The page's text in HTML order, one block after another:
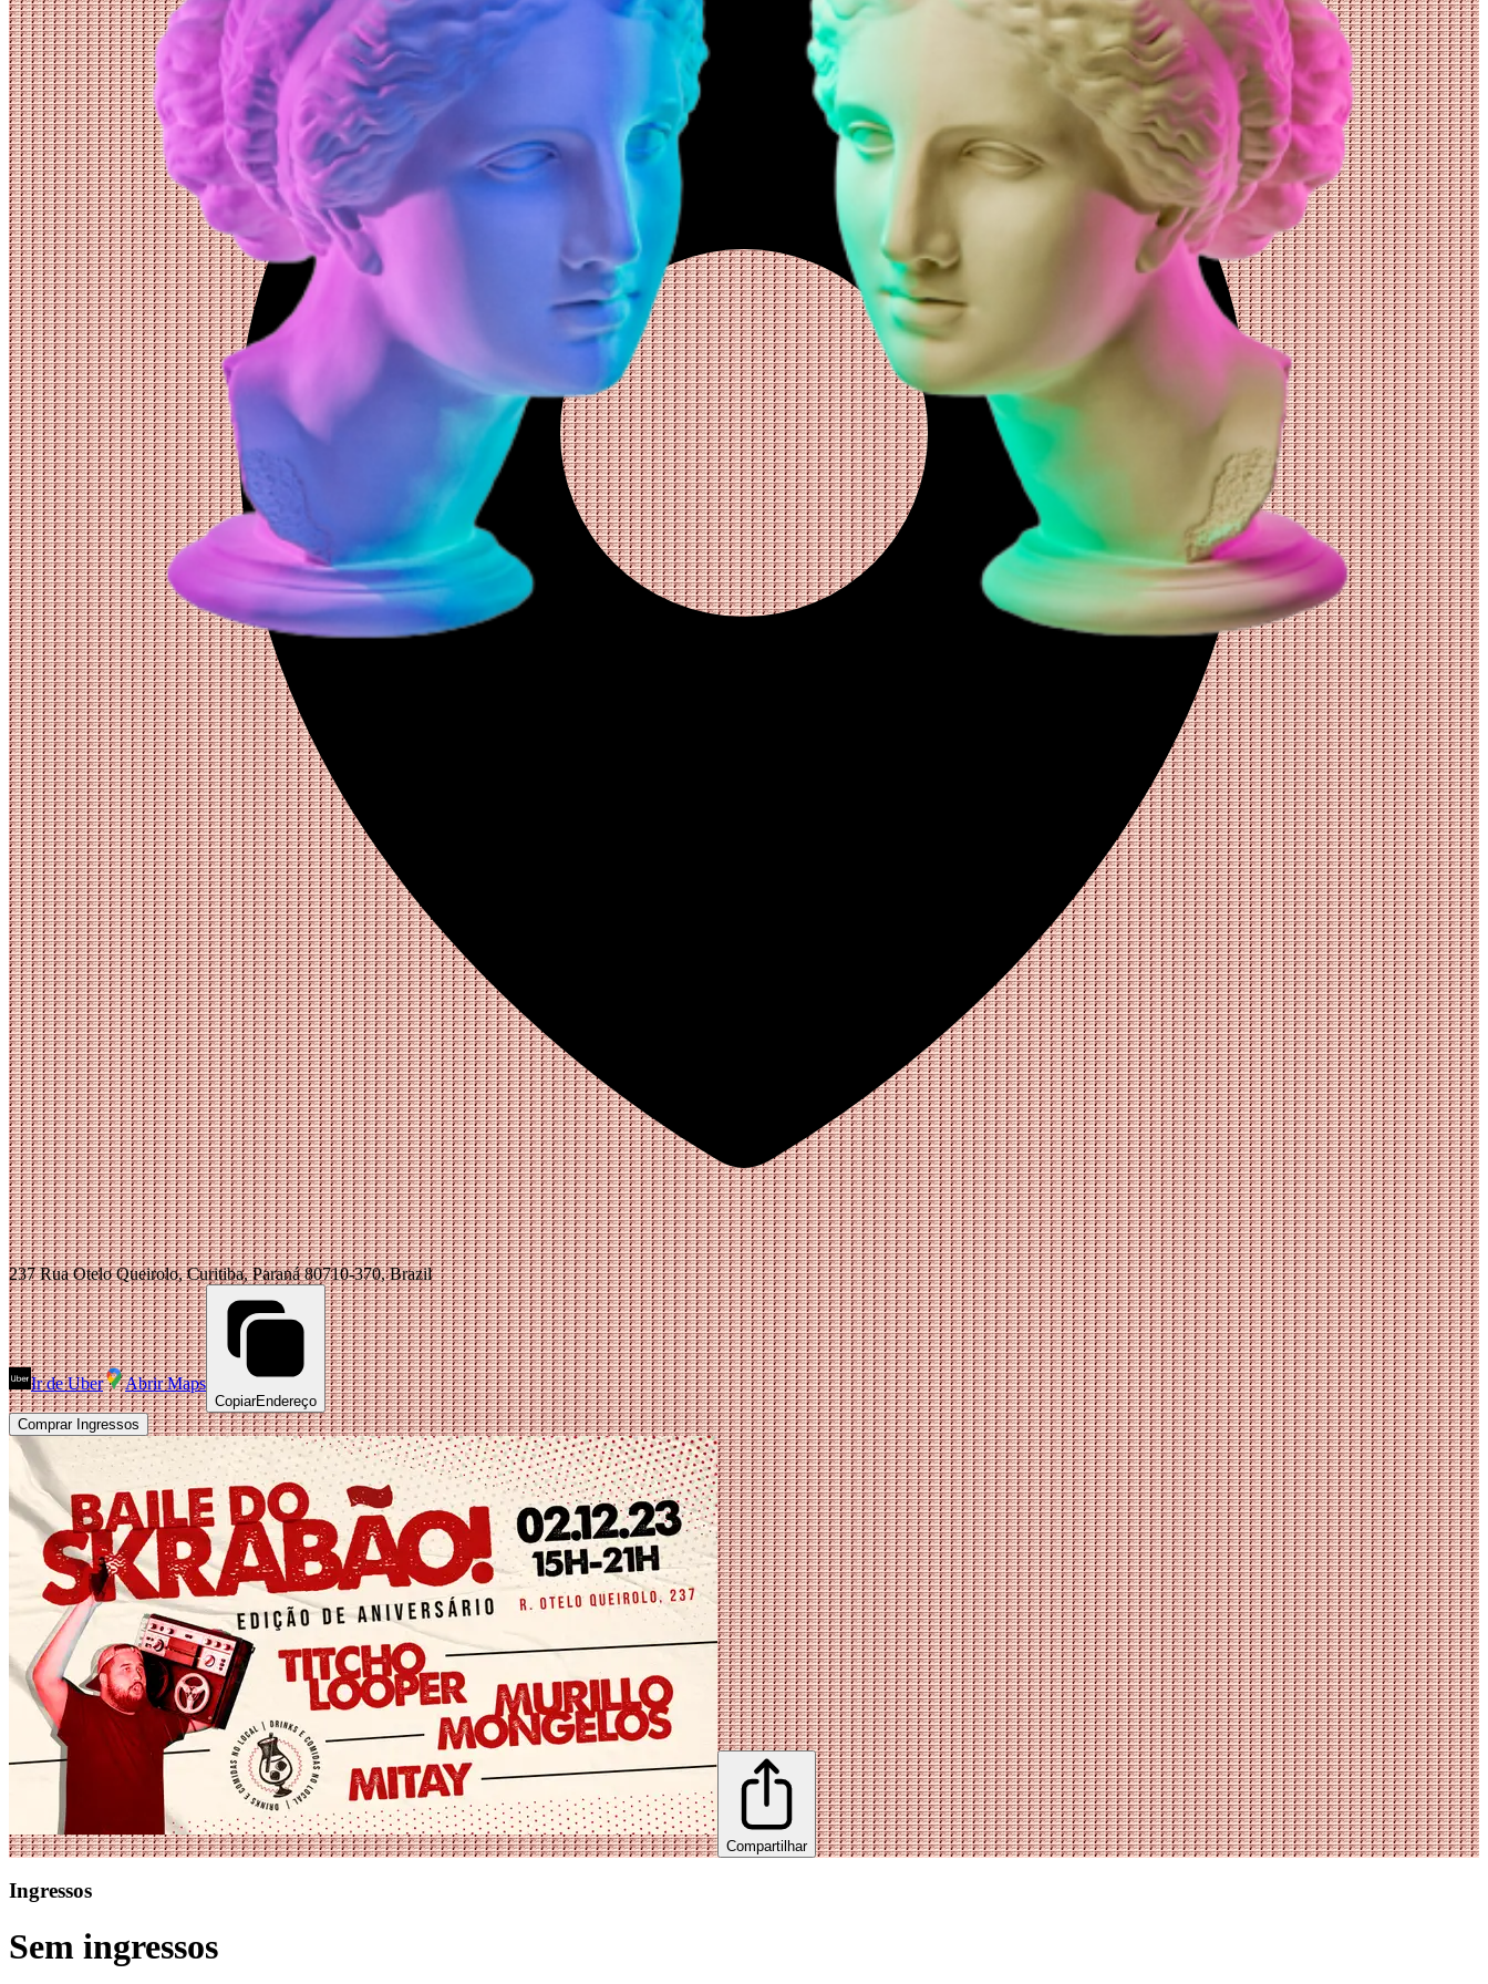
237 Rua Otelo Queirolo, Curitiba, Paraná 80710-370, Brazil
Ir de Uber Abrir Maps
CopiarEndereço
Comprar Ingressos
Compartilhar
Ingressos
Sem ingressos